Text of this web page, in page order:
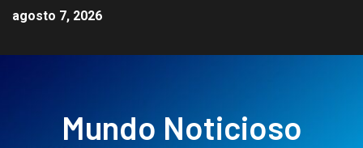
agosto 7, 2026
Mundo Noticioso